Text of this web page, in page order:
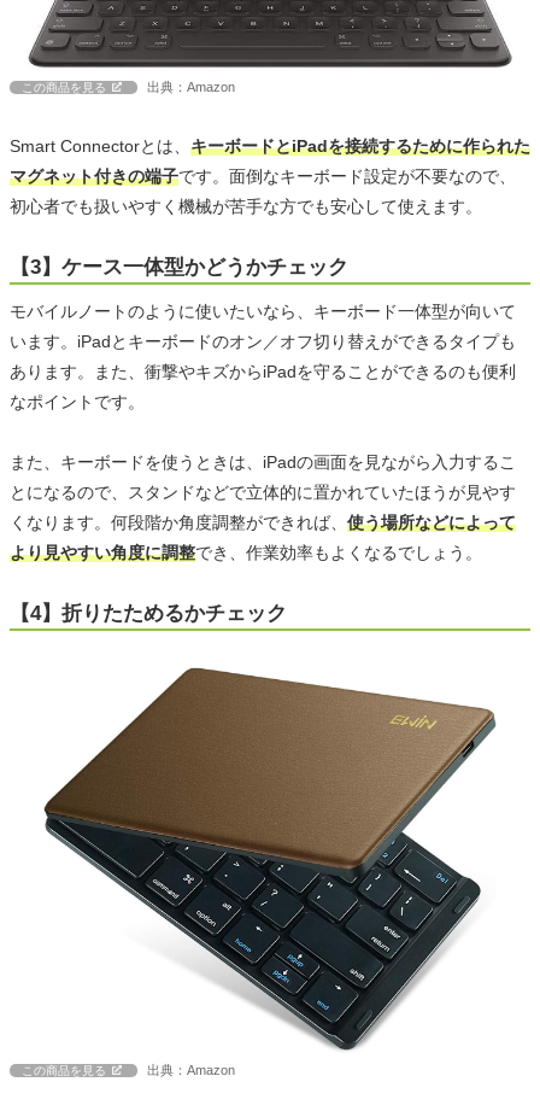
この商品を見る 出典：Amazon
Smart Connectorとは、 キーボードとiPadを接続するために作られた
マグネット付きの端子です。面倒なキーボード設定が不要なので、
初心者でも扱いやすく機械が苦手な方でも安心して使えます。
【3】ケース一体型かどうかチェック
モバイルノートのように使いたいなら、キーボード一体型が向いて
います。iPadとキーボードのオン／オフ切り替えができるタイプも
あります。また、衝撃やキズからiPadを守ることができるのも便利
なポイントです。
また、キーボードを使うときは、iPadの画面を見ながら入力するこ
とになるので、スタンドなどで立体的に置かれていたほうが見やす
くなります。何段階か角度調整ができれば、 使う場所などによって
より見やすい角度に調整でき、作業効率もよくなるでしょう。
【4】折りたためるかチェック
この商品を見る 出典：Amazon